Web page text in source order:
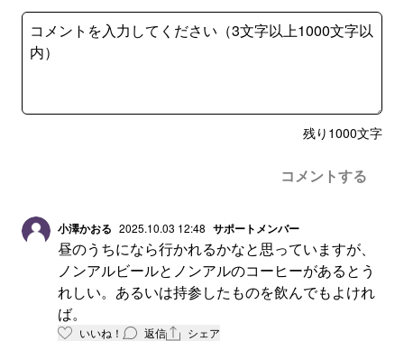
残り 1000文字
コメントする
小澤かおる 2025.10.03 12:48 サポートメンバー
昼のうちになら行かれるかなと思っていますが、
ノンアルビールとノンアルのコーヒーがあるとう
れしい。あるいは持参したものを飲んでもよけれ
ば。
いいね！ 返信 シェア